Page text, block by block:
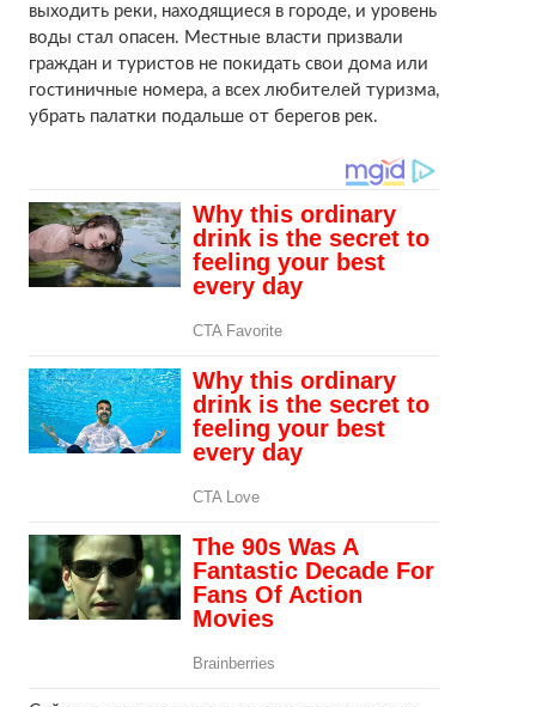
выходить реки, находящиеся в городе, и уровень
воды стал опасен. Местные власти призвали
граждан и туристов не покидать свои дома или
гостиничные номера, а всех любителей туризма,
убрать палатки подальше от берегов рек.